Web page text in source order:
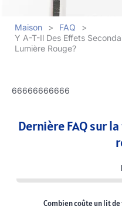
Maison > FAQ
>
Y A-T-Il Des Effets
Lumière Rouge?
66666666666
Dernière FAQ sur
Combien coûte un lit